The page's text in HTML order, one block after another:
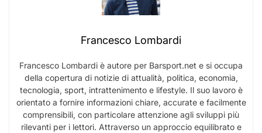
Francesco Lombardi
Francesco Lombardi è autore per Barsport.net e si occupa
della copertura di notizie di attualità, politica, economia,
tecnologia, sport, intrattenimento e lifestyle. Il suo lavoro è
orientato a fornire informazioni chiare, accurate e facilmente
comprensibili, con particolare attenzione agli sviluppi più
rilevanti per i lettori. Attraverso un approccio equilibrato e